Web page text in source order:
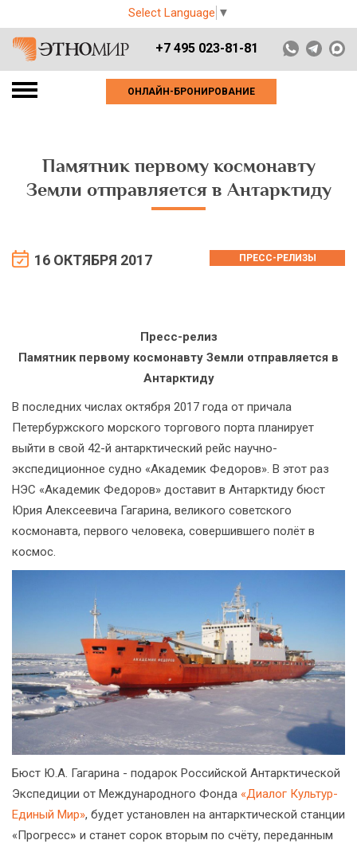
Select Language ▼
+7 495 023-81-81
ОНЛАЙН-БРОНИРОВАНИЕ
Памятник первому космонавту
Земли отправляется в Антарктиду
16 ОКТЯБРЯ 2017 ПРЕСС-РЕЛИЗЫ
Пресс-релиз
Памятник первому космонавту Земли отправляется в
Антарктиду
В последних числах октября 2017 года от причала
Петербуржского морского торгового порта планирует
выйти в свой 42-й антарктический рейс научно-
экспедиционное судно «Академик Федоров». В этот раз
НЭС «Академик Федоров» доставит в Антарктиду бюст
Юрия Алексеевича Гагарина, великого советского
космонавта, первого человека, совершившего полёт в
космос.
Бюст Ю.А. Гагарина - подарок Российской Антарктической
Экспедиции от Международного Фонда «Диалог Культур-
Единый Мир», будет установлен на антарктической станции
«Прогресс» и станет сорок вторым по счёту, переданным